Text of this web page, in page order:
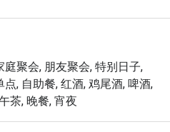
巧组合。有别于寻常的自助
持着一种私密而雅致的氛
场面倍感亲切温暖。在这
中探索环球风味，让盘中的
的发现。
庭聚会, 朋友聚会, 特别日子,
, 自助餐, 红酒, 鸡尾酒, 啤酒,
茶, 晚餐, 宵夜